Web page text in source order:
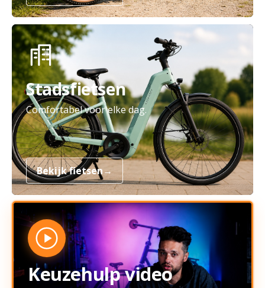
Stadsfietsen
Comfortabel voor elke dag.
Bekijk fietsen→
Keuzehulp video